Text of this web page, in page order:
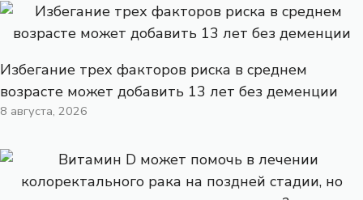
Избегание трех факторов риска в среднем
возрасте может добавить 13 лет без деменции
8 августа, 2026